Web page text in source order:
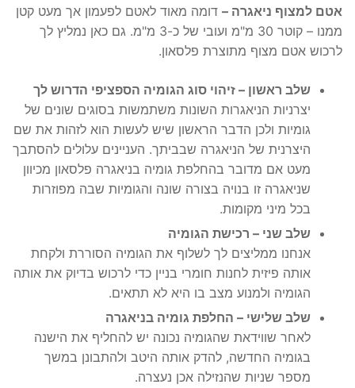
אטם למצוף ניאגרה – דומה מאוד לאטם לפעמון אך מעט קטן
ממנו – קוטר 30 מ"מ ועובי של כ-3 מ"מ. גם כאן נמליץ לך
לרכוש אטם מצוף מתוצרת פלסאון.
שלב ראשון – זיהוי סוג הגומיה הספציפי הדרוש לך
יצרניות הניאגרות השונות משתמשות בסוגים שונים של
גומיות ולכן הדבר הראשון שיש לעשות הוא לזהות את שם
היצרנית של הניאגרה שבביתך. העניינים עלולים להסתבך
מעט אם מדובר בהחלפת גומיה בניאגרה פלסאון מכיוון
שניאגרה זו בנויה בצורה שונה והגומיות שבה מפוזרות
בכל מיני מקומות.
שלב שני – רכישת הגומיה
אנחנו ממליצים לך לשלוף את הגומיה הסוררת ולקחת
אותה פיזית לחנות חומרי בניין כדי לרכוש בדיוק את אותה
הגומיה ולמנוע מצב בו היא לא תתאים.
שלב שלישי – החלפת גומיה בניאגרה
לאחר שווידאת שהגומיה נכונה יש להחליף את הישנה
בגומיה החדשה, להדק אותה היטב ולהתבונן במשך
מספר שניות שהנזילה אכן נעצרה.